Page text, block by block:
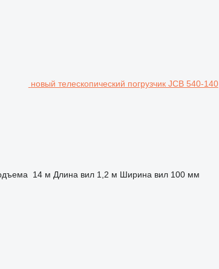
новый телескопический погрузчик JCB 540-140
14 м Длина вил 1,2 м Ширина вил 100 мм